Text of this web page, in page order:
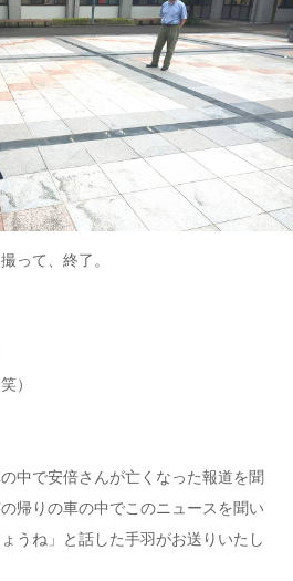
って、終了。
）
中で安倍さんが亡くなった報道を聞
帰りの車の中でこのニュースを聞い
うね」と話した手羽がお送りいたし